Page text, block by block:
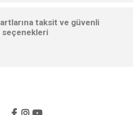
taksit ve güvenli
seçenekleri